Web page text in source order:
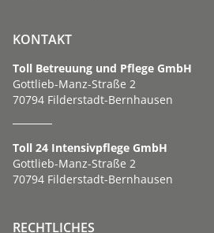
KONTAKT
Toll Betreuung und Pflege GmbH
Gottlieb-Manz-Straße 2
70794 Filderstadt-Bernhausen
Toll 24 Intensivpflege GmbH
Gottlieb-Manz-Straße 2
70794 Filderstadt-Bernhausen
RECHTLICHES